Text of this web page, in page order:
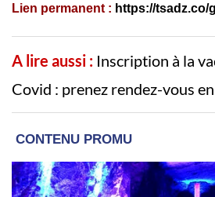
Lien permanent : https://tsadz.co/
A lire aussi : Inscription à la
Covid : prenez rendez-vous